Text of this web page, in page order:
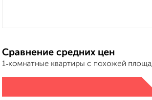
Сравнение средних цен
1‑комнатные квартиры с похожей